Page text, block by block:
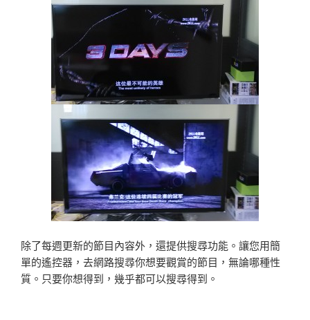
除了每週更新的節目內容外，還提供搜尋功能。讓您用簡
單的遙控器，去網路搜尋你想要觀賞的節目，無論哪種性
質。只要你想得到，幾乎都可以搜尋得到。